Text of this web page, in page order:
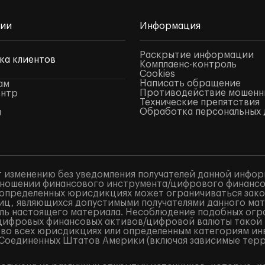
клиентов
Информация
Раскрытие информации
Комплаенс-контроль
Cookies
Написать обращение
Противодействие
Технические препятствия
Обработка персональных
без уведомления получателей данной
финансового инструмента/цифрового
юрисдикциях может ограничиваться
являющихся допустимыми получателями данного
настоящего материала. Несоблюдение подобных
финансовых активов/цифровой валюты
всех юрисдикциях или определенным категориям
Штатов Америки (включая зависимые